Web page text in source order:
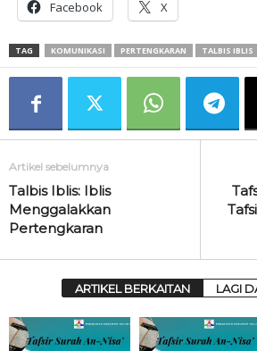
Facebook X
TAG KOMUNIKASI PERTENGKARAN TALBIS IBLIS
Artikel sebelumnya
Talbis Iblis: Iblis
Menggalakkan
Pertengkaran
ARTIKEL BERKAITAN LAGI